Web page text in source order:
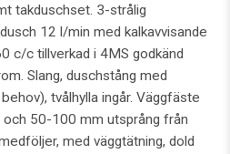
takduschset. 3-strålig
12 l/min med kalkavvisande
c/c tillverkad i 4MS godkänd
Slang, duschstång med
tvålhylla ingår. Väggfäste
50-100 mm utsprång från
med väggtätning, dold